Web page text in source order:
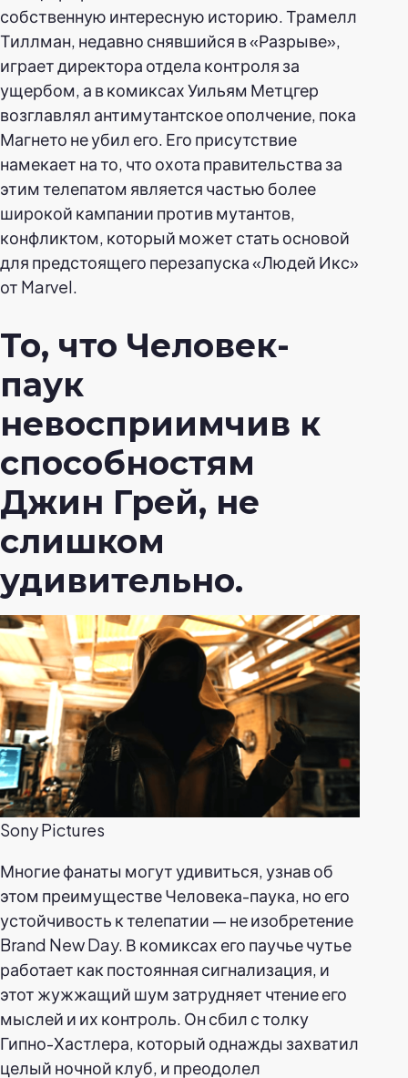
собственную интересную историю. Трамелл
Тиллман, недавно снявшийся в «Разрыве»,
играет директора отдела контроля за
ущербом, а в комиксах Уильям Метцгер
возглавлял антимутантское ополчение, пока
Магнето не убил его. Его присутствие
намекает на то, что охота правительства за
этим телепатом является частью более
широкой кампании против мутантов,
конфликтом, который может стать основой
для предстоящего перезапуска «Людей Икс»
от Marvel.
То, что Человек-
паук
невосприимчив к
способностям
Джин Грей, не
слишком
удивительно.
Sony Pictures
Многие фанаты могут удивиться, узнав об
этом преимуществе Человека-паука, но его
устойчивость к телепатии — не изобретение
Brand New Day. В комиксах его паучье чутье
работает как постоянная сигнализация, и
этот жужжащий шум затрудняет чтение его
мыслей и их контроль. Он сбил с толку
Гипно-Хастлера, который однажды захватил
целый ночной клуб, и преодолел